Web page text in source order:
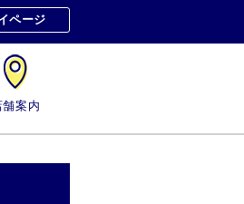
ページ
舗案内